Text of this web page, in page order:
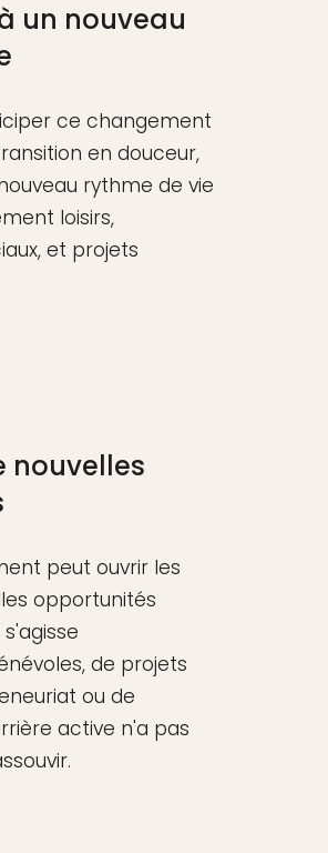
un nouveau
ce changement
en douceur,
rythme de vie
loisirs,
et projets
nouvelles
peut ouvrir les
opportunités
de projets
ou de
active n'a pas